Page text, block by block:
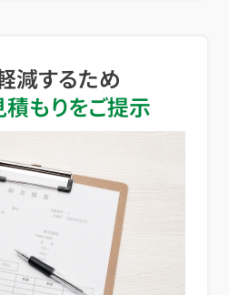
減するため
もりをご提示